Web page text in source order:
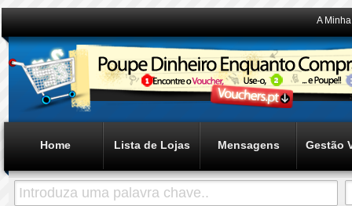
A
Home Lista de Lojas Mensagens Gestão